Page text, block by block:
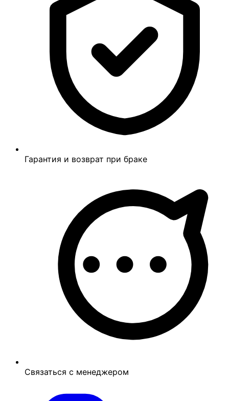
Гарантия и возврат при браке
Связаться с менеджером